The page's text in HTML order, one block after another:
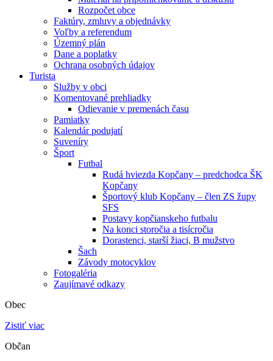
Rozpočet obce
Faktúry, zmluvy a objednávky
Voľby a referendum
Územný plán
Dane a poplatky
Ochrana osobných údajov
Turista
Služby v obci
Komentované prehliadky
Odievanie v premenách času
Pamiatky
Kalendár podujatí
Suveníry
Šport
Futbal
Rudá hviezda Kopčany – predchodca ŠK
Kopčany
Športový klub Kopčany – člen ZS župy
SFS
Postavy kopčianskeho futbalu
Na konci storočia a tisícročia
Dorastenci, starší žiaci, B mužstvo
Šach
Závody motocyklov
Fotogaléria
Zaujímavé odkazy
Obec
Zistiť viac
Občan